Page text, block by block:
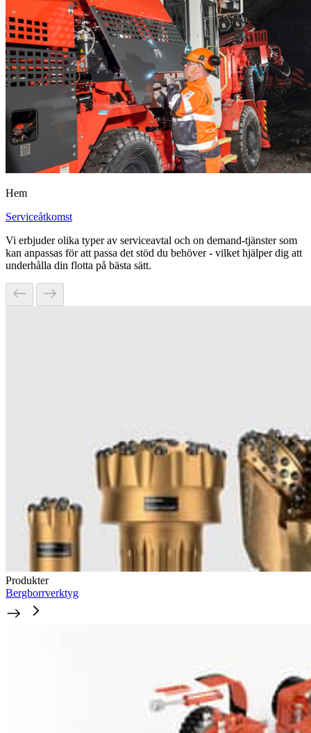
Hem
Serviceåtkomst
Vi erbjuder olika typer av serviceavtal och on demand-tjänster som
kan anpassas för att passa det stöd du behöver - vilket hjälper dig att
underhålla din flotta på bästa sätt.
Produkter
Bergborrverktyg